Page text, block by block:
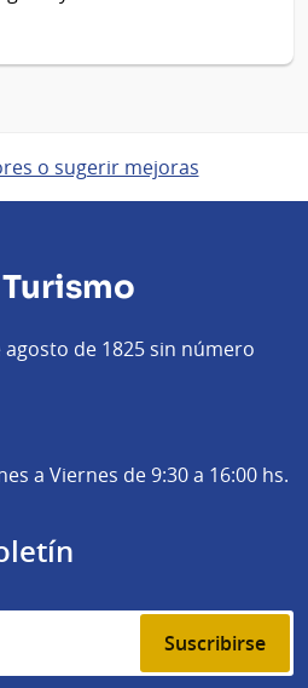
o sugerir mejoras
agosto de 1825 sin número
a Viernes de 9:30 a 16:00 hs.
Suscribirse